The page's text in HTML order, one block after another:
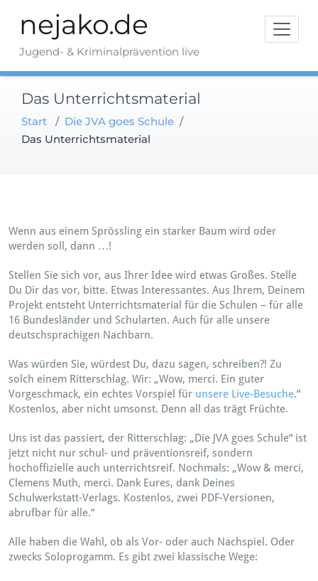
Inhalt
springen
nejako.de
Jugend- & Kriminalprävention live
Das Unterrichtsmaterial
Start / Die JVA goes Schule /
Das Unterrichtsmaterial
Wenn aus einem Sprössling ein starker Baum wird oder
werden soll, dann …!
Stellen Sie sich vor, aus Ihrer Idee wird etwas Großes. Stelle
Du Dir das vor, bitte. Etwas Interessantes. Aus Ihrem, Deinem
Projekt entsteht Unterrichtsmaterial für die Schulen – für alle
16 Bundesländer und Schularten. Auch für alle unsere
deutschsprachigen Nachbarn.
Was würden Sie, würdest Du, dazu sagen, schreiben?! Zu
solch einem Ritterschlag. Wir: „Wow, merci. Ein guter
Vorgeschmack, ein echtes Vorspiel für unsere Live-Besuche.“
Kostenlos, aber nicht umsonst. Denn all das trägt Früchte.
Uns ist das passiert, der Ritterschlag: „Die JVA goes Schule“ ist
jetzt nicht nur schul- und präventionsreif, sondern
hochoffizielle auch unterrichtsreif. Nochmals: „Wow & merci,
Clemens Muth, merci. Dank Eures, dank Deines
Schulwerkstatt-Verlags. Kostenlos, zwei PDF-Versionen,
abrufbar für alle.“
Alle haben die Wahl, ob als Vor- oder auch Nachspiel. Oder
zwecks Soloprogamm. Es gibt zwei klassische Wege: